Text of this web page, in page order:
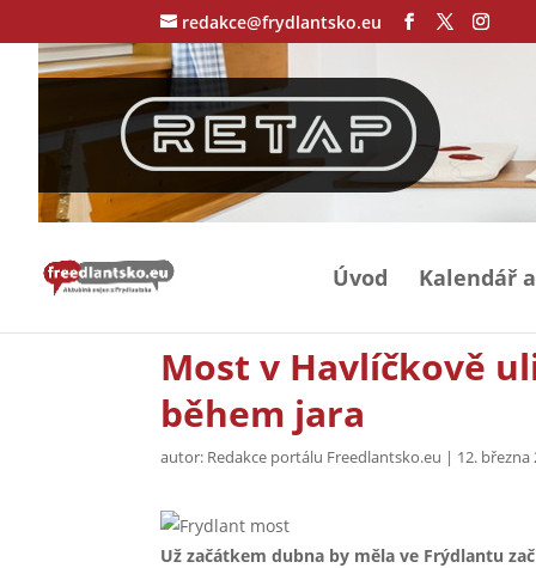
redakce@frydlantsko.eu
Úvod Kalendář
Most v Havlíčkově
během jara
autor: Redakce portálu Freedlantsko.eu | 12. března
Už začátkem dubna by měla ve Frýdlantu